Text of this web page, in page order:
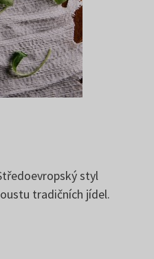
styl
tradičních jídel.